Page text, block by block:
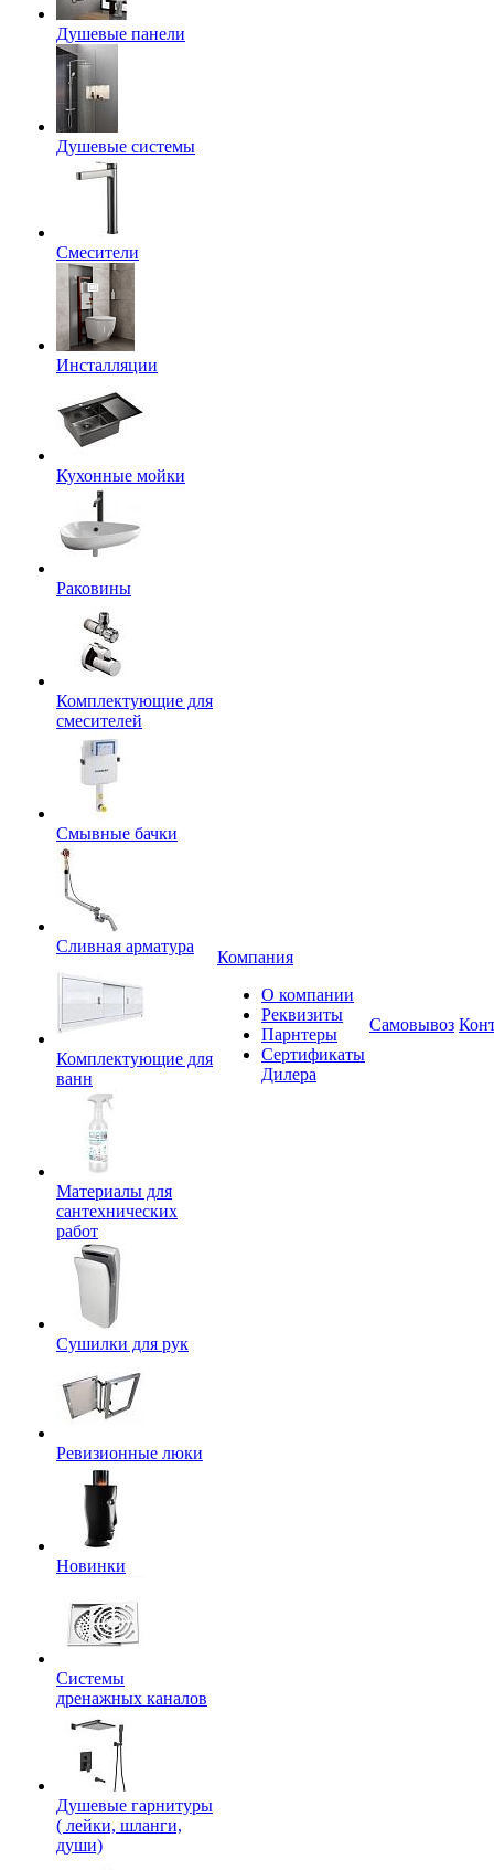
Душевые панели
Душевые системы
Смесители
Инсталляции
Кухонные мойки
Раковины
Комплектующие для
смесителей
Смывные бачки
Сливная арматура
Комплектующие для
ванн
Материалы для
сантехнических
работ
Сушилки для рук
Ревизионные люки
Новинки
Системы
дренажных каналов
Душевые гарнитуры
( лейки, шланги,
души)
Компания
О компании
Реквизиты
Парнтеры
Сертификаты
Дилера
Самовывоз